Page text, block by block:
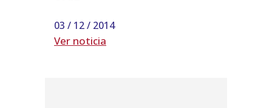
03 / 12 / 2014
Ver noticia